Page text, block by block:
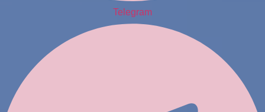
Telegram